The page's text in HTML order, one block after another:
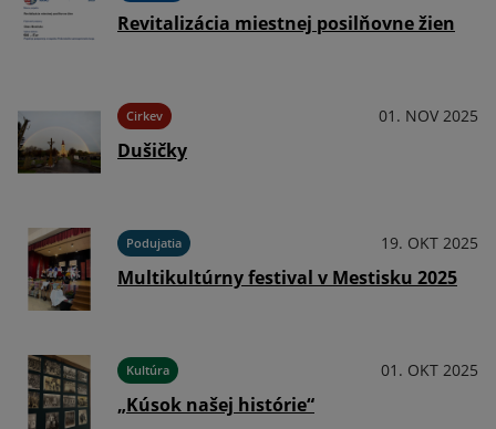
Revitalizácia miestnej posilňovne žien
Cirkev 01. NOV 2025
Dušičky
Podujatia 19. OKT 2025
Multikultúrny festival v Mestisku 2025
Kultúra 01. OKT 2025
„Kúsok našej histórie“